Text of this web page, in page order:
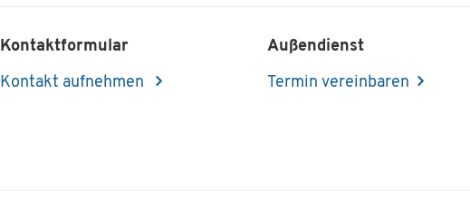
Kontaktformular
Kontakt aufnehmen
Außendienst
Termin vereinbaren